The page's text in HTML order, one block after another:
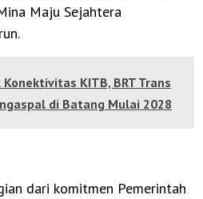
Maju Sejahtera
KITB, BRT Trans
di Batang Mulai 2028
dari komitmen Pemerintah